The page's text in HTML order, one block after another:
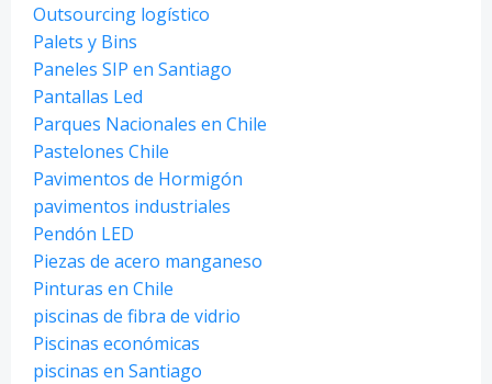
Outsourcing logístico
Palets y Bins
Paneles SIP en Santiago
Pantallas Led
Parques Nacionales en Chile
Pastelones Chile
Pavimentos de Hormigón
pavimentos industriales
Pendón LED
Piezas de acero manganeso
Pinturas en Chile
piscinas de fibra de vidrio
Piscinas económicas
piscinas en Santiago